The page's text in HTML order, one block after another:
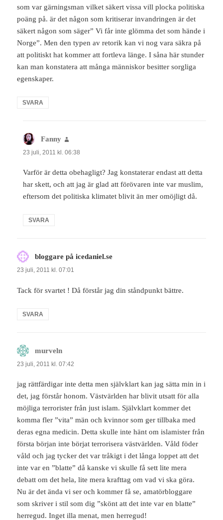
som var gärningsman vilket säkert vissa vill plocka politiska
poäng på. är det någon som kritiserar invandringen är det
säkert någon som säger” Vi får inte glömma det som hände i
Norge”. Men den typen av retorik kan vi nog vara säkra på
att politiskt hat kommer att fortleva länge. I såna här stunder
kan man konstatera att många människor besitter sorgliga
egenskaper.
SVARA
Fanny
23 juli, 2011 kl. 06:38
Varför är detta obehagligt? Jag konstaterar endast att detta
har skett, och att jag är glad att förövaren inte var muslim,
eftersom det politiska klimatet blivit än mer omöjligt då.
SVARA
bloggare på icedaniel.se
23 juli, 2011 kl. 07:01
Tack för svartet ! Då förstår jag din ståndpunkt bättre.
SVARA
murveln
23 juli, 2011 kl. 07:42
jag rättfärdigar inte detta men självklart kan jag sätta min in i
det, jag förstår honom. Västvärlden har blivit utsatt för alla
möjliga terrorister från just islam. Självklart kommer det
komma fler ”vita” män och kvinnor som ger tillbaka med
deras egna medicin. Detta skulle inte hänt om islamister från
första början inte börjat terrorisera västvärlden. Våld föder
våld och jag tycker det var tråkigt i det långa loppet att det
inte var en ”blatte” då kanske vi skulle få sett lite mera
debatt om det hela, lite mera krafttag om vad vi ska göra.
Nu är det ända vi ser och kommer få se, amatörbloggare
som skriver i stil som dig ”skönt att det inte var en blatte”
herregud. Inget illa menat, men herregud!